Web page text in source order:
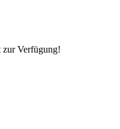
zur Verfügung!